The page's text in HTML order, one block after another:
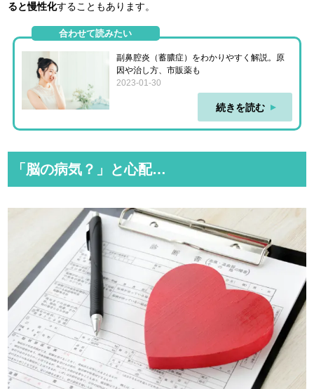
ると慢性化することもあります。
合わせて読みたい
副鼻腔炎（蓄膿症）をわかりやすく解説。原
因や治し方、市販薬も
2023-01-30
続きを読む
「脳の病気？」と心配…